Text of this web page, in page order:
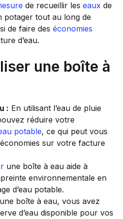
de recueillir les eaux de
tout au long de
de faire des économies
d’eau.
une boîte à
: En utilisant l’eau de pluie
réduire votre
potable, ce qui peut vous
sur votre facture
une boîte à eau aide à
environnementale en
d’eau potable.
boîte à eau, vous avez
d’eau disponible pour vos